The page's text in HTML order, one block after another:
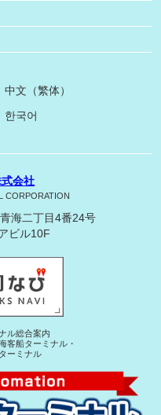
中文（繁体）
한국어
会社
CORPORATION
海二丁目4番24号
ビル10F
ル総合案内
客船ターミナル・
ーミナル